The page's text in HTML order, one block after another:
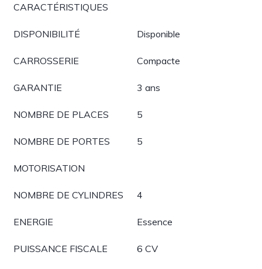
CARACTÉRISTIQUES
DISPONIBILITÉ Disponible
CARROSSERIE Compacte
GARANTIE 3 ans
NOMBRE DE PLACES 5
NOMBRE DE PORTES 5
MOTORISATION
NOMBRE DE CYLINDRES 4
ENERGIE Essence
PUISSANCE FISCALE 6 CV